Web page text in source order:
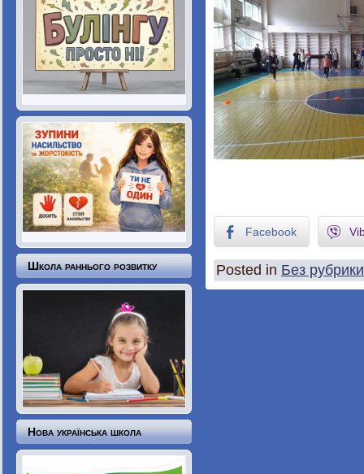
Школа раннього розвитку
Нова українська школа
Facebook
Posted in Без рубрики